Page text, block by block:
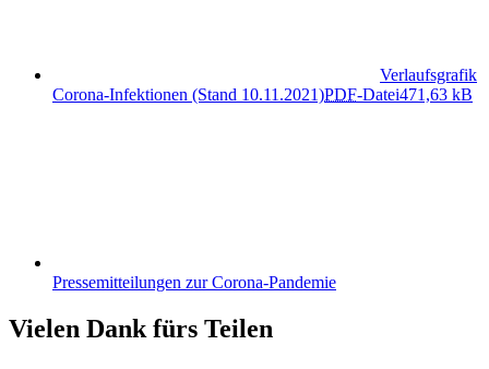
Verlaufsgrafik
Corona-Infektionen (Stand 10.11.2021)PDF-Datei471,63 kB
Pressemitteilungen zur Corona-Pandemie
Vielen Dank fürs Teilen